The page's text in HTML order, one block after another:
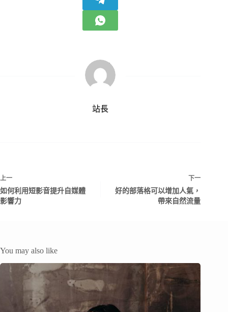
站長
上一
如何利用短影音提升自媒體
影響力
下一
好的部落格可以增加人氣，
帶來自然流量
You may also like